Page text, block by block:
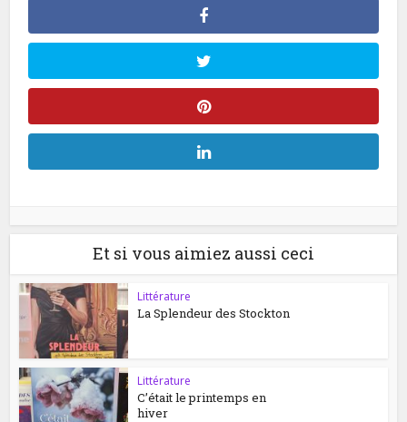
Et si vous aimiez aussi ceci
Littérature
La Splendeur des Stockton
Littérature
C’était le printemps en
hiver